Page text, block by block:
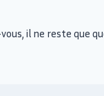
vous, il ne reste que